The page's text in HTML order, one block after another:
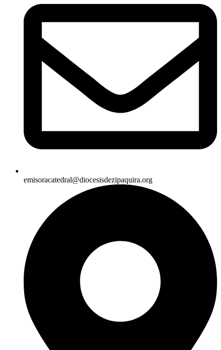
emisoracatedral@diocesisdezipaquira.org